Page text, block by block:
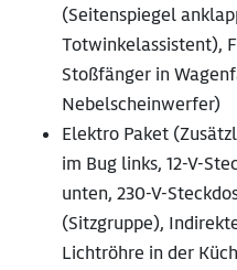
(Seitenspiegel
Totwinkelassistent),
Stoßfänger in
Nebelscheinwerfer)
Elektro Paket
im Bug links, 12-V-
unten, 230-V-
(Sitzgruppe),
Lichtröhre in der